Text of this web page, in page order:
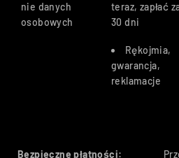
nie danych
osobowych
teraz, zapłać
30 dni
Rękojmia,
gwarancja,
reklamacje
Bezpieczne płatności: